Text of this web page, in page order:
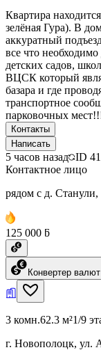
Квартира
зелёная Гура). В
аккуратный
все что
детских садов,
ВЦСК который
базара и где
транспортное
парковочных
Контакты
Написать
5 часов назад ID
Контактное лицо
рядом с д. Станули,
125 000 ƃ
Конвертер валют
3 комн.62.3 м²1/9
г. Новополоцк, ул.